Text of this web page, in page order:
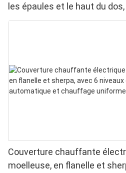
les épaules et le haut du
lavable en machine
Couverture chauffante
moelleuse, en flanelle et